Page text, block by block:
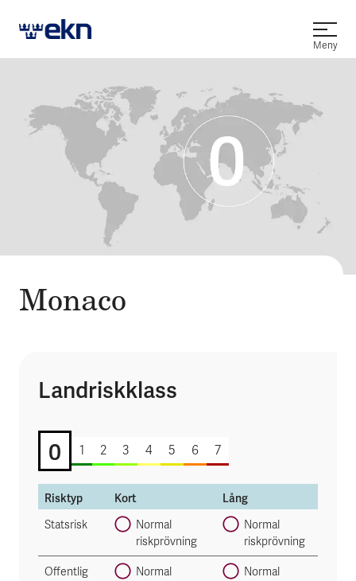
Öppna
Meny
Monaco
Landriskklass
0 av 7
0 1 2 3 4 5 6 7
Risktyp Kort Lång
Statsrisk
Normal
riskprövning
Normal
riskprövning
Offentlig
Normal
Normal